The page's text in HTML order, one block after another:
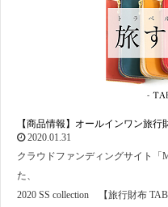
【商品情報】オールインワン旅
2020.01.31
クラウドファンディングサイト「
た、
2020 SS collection 【旅行財布